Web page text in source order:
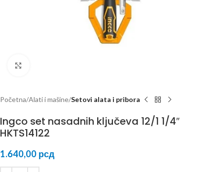
Početna Alati i mašine Setovi alata i pribora
Ingco set nasadnih ključeva 12/1 1/4″
HKTS14122
1.640,00 рсд